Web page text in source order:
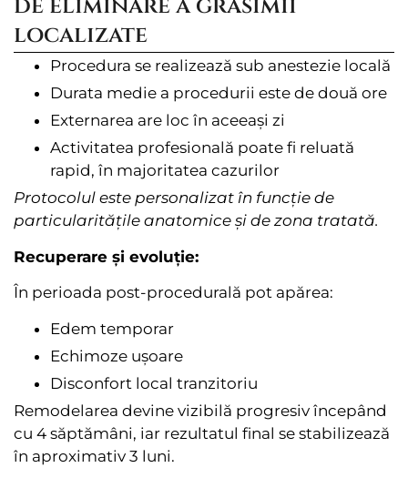
de eliminare a grăsimii
localizate
Procedura se realizează sub anestezie locală
Durata medie a procedurii este de două ore
Externarea are loc în aceeași zi
Activitatea profesională poate fi reluată
rapid, în majoritatea cazurilor
Protocolul este personalizat în funcție de
particularitățile anatomice și de zona tratată.
Recuperare și evoluție:
În perioada post-procedurală pot apărea:
Edem temporar
Echimoze ușoare
Disconfort local tranzitoriu
Remodelarea devine vizibilă progresiv începând
cu 4 săptămâni, iar rezultatul final se stabilizează
în aproximativ 3 luni.